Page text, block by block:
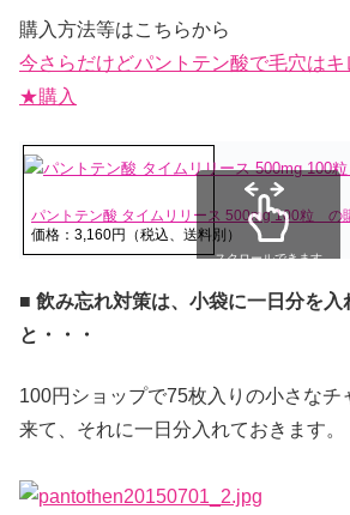
購入方法等はこちらから
今さらだけどパントテン酸で毛穴はキ
★購入
パントテン酸 タイムリリース 500mg 100粒
価格：3,160円（税込、送料別）
スクロールできます
■ 飲み忘れ対策は、小袋に一日分を入
と・・・
100円ショップで75枚入りの小さなチ
来て、それに一日分入れておきます。